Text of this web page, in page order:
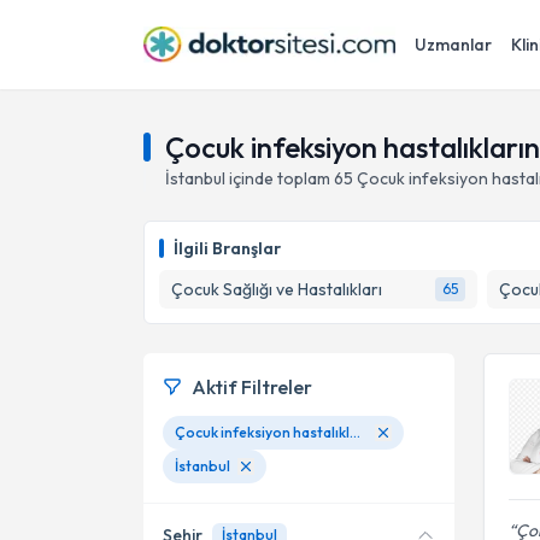
Uzmanlar
Çocuk infeksiyon
İstanbul içinde toplam 65 Çocuk infeksiyon
İlgili Branşlar
Çocuk Sağlığı ve Hastalıkları
65
Aktif Filtreler
Çocuk infeksiyon hastalıklarının tanısı ve tedavisi
İstanbul
Şehir İstanbul